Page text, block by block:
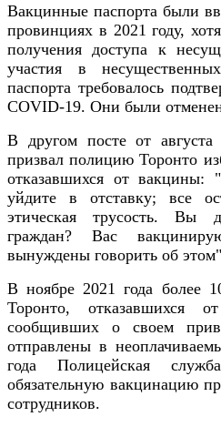
Вакцинные паспорта были
провинциях в 2021 году,
получения доступа к
участия в
паспорта требовалось
COVID-19. Они были
В другом посте от
призвал полицию Торонто
отказавшихся от вакцины:
уйдите в отставку; все
этическая трусость. Вы
граждан? Вас
вынуждены говорить об
В ноябре 2021 года более
Торонто, отказавшихся
сообщивших о своем
отправлены в
года Полицейская
обязательную вакцинацию
сотрудников.